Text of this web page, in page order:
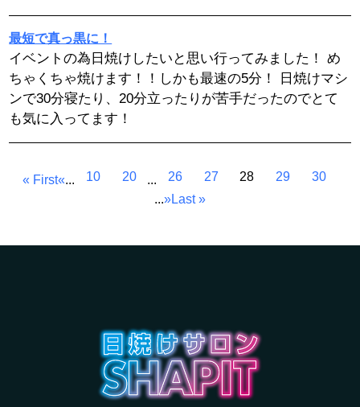
最短で真っ黒に！
イベントの為日焼けしたいと思い行ってみました！ め
ちゃくちゃ焼けます！！しかも最速の5分！ 日焼けマシ
ンで30分寝たり、20分立ったりが苦手だったのでとて
も気に入ってます！
« First«... 10 20 ... 26 27 28 29
30
...»Last »